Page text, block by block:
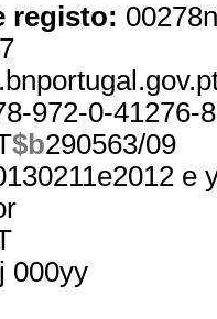
registo:
972-0-41276-8
$b290563/09
e
000yy